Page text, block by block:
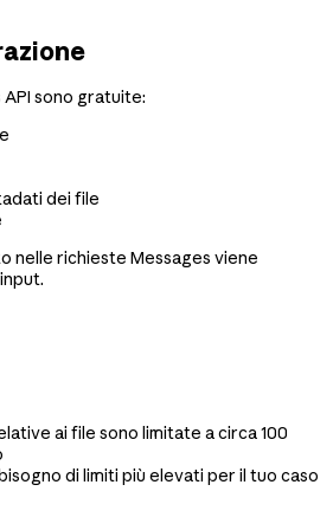
sono gratuite:
dei file
nelle richieste Messages viene
ai file sono limitate a circa 100
di limiti più elevati per il tuo caso